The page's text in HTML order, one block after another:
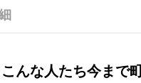
こんな人たち今まで